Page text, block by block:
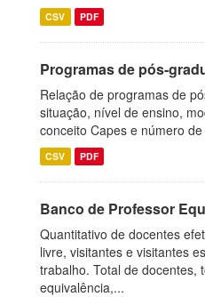
CSV PDF
Programas de pós-
Relação de programas de
situação, nível de ensino,
conceito Capes e número
CSV PDF
Banco de Professor
Quantitativo de docentes
livre, visitantes e visitantes
trabalho. Total de docentes,
equivalência,...